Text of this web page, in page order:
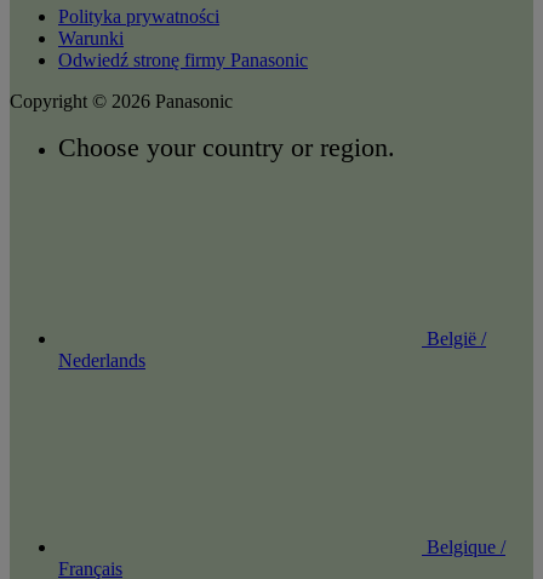
Polityka prywatności
Warunki
Odwiedź stronę firmy Panasonic
Copyright © 2026 Panasonic
Choose your country or region.
België /
Nederlands
Belgique /
Français